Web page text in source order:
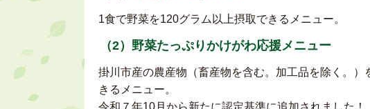
1食で野菜を120グラム以上摂取できるメニュー。
（2）野菜たっぷりかけがわ応援メニュー
掛川市産の農産物（畜産物を含む。加工品を除く。
きるメニュー。
令和７年10月から新たに認定基準に追加されました！